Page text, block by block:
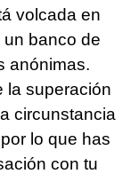
volcada en
banco de
anónimas.
la superación
circunstancia
lo que has
con tu